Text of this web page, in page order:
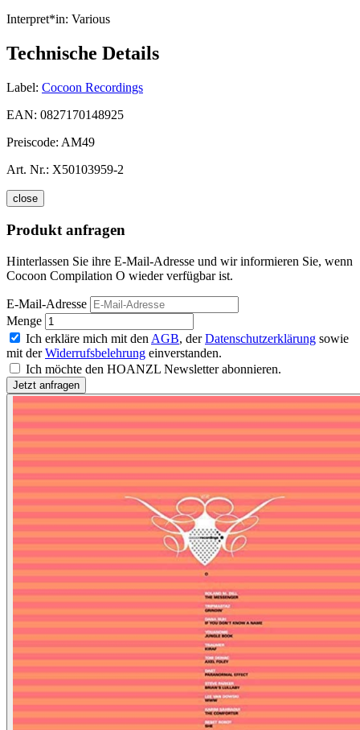
Interpret*in: Various
Technische Details
Label: Cocoon Recordings
EAN: 0827170148925
Preiscode: AM49
Art. Nr.: X50103959-2
close
Produkt anfragen
Hinterlassen Sie ihre E-Mail-Adresse und wir informieren Sie, wenn
Cocoon Compilation O wieder verfügbar ist.
E-Mail-Adresse
Menge
Ich erkläre mich mit den AGB, derDatenschutzerklärung sowie
mit derWiderrufsbelehrung einverstanden.
Ich möchte den HOANZL Newsletter abonnieren.